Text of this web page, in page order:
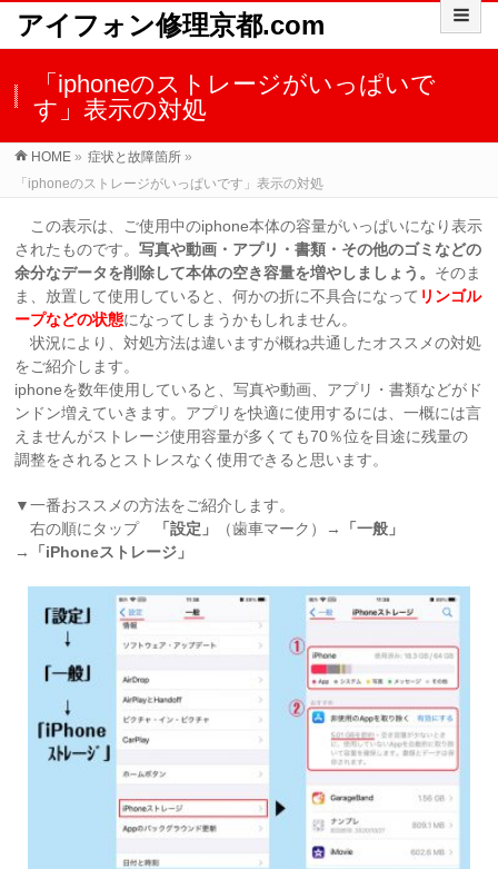
アイフォン修理京都.com
「iphoneのストレージがいっぱいで
す」表示の対処
HOME » 症状と故障箇所 »
「iphoneのストレージがいっぱいです」表示の対処
この表示は、ご使用中のiphone本体の容量がいっぱいになり表示
されたものです。写真や動画・アプリ・書類・その他のゴミなどの
余分なデータを削除して本体の空き容量を増やしましょう。 そのま
ま、放置して使用していると、何かの折に不具合になって リンゴル
ープなどの状態になってしまうかもしれません。
状況により、対処方法は違いますが概ね共通したオススメの対処
をご紹介します。
iphoneを数年使用していると、写真や動画、アプリ・書類などがド
ンドン増えていきます。アプリを快適に使用するには、一概には言
えませんがストレージ使用容量が多くても70％位を目途に残量の
調整をされるとストレスなく使用できると思います。
▼一番おススメの方法をご紹介します。
右の順にタップ
「設定」 （歯車マーク）→
「一般」
→
「iPhoneストレージ」